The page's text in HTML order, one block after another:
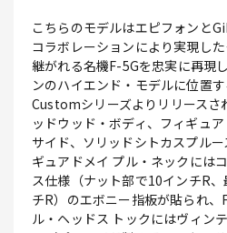
こちらのモデルはエピフォンと
コラボレーションにより実現し
継がれる名機F-5Gを忠実に再現
ンのハイエンド・モデルに位置
Customシリーズよりリリースさ
ッドウッド・ボディ、フィギュ
サイド、ソリッドシトカスプル
ギュアドメイ プル・ネックには
ス仕様（ナット部で10インチR
チR）のエボニー指板が貼られ
ル・ヘッドス トックにはヴィン